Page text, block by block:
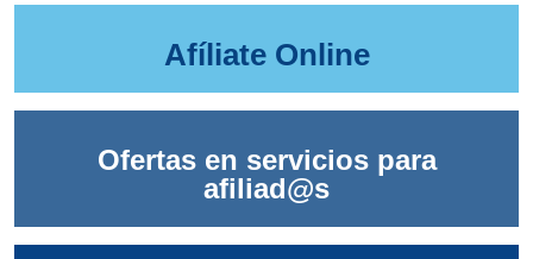
Afíliate Online
Ofertas en servicios para
afiliad@s